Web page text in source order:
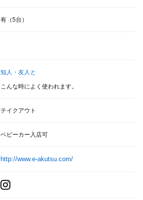
有（5台）
知人・友人と
こんな時によく使われます。
テイクアウト
ベビーカー入店可
http://www.e-akutsu.com/